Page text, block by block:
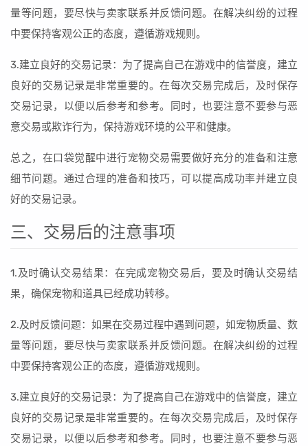
量等问题，要尽快与卖家联系并反馈问题。在解决纠纷的过程
中要保持客观公正的态度，遵循游戏规则。
3.建立良好的交易记录：为了提高自己在游戏中的信誉度，建立
良好的交易记录是非常重要的。在每次交易完成后，及时保存
交易记录，以便以后参考和参考。同时，也要注意不要参与恶
意交易或欺诈行为，保持游戏环境的公平和健康。
总之，在口袋觉醒中进行宠物交易需要做好充分的准备和注意
细节问题。通过合理的准备和技巧，可以提高成功率并建立良
好的交易记录。
三、交易后的注意事项
1.及时确认交易结果：在完成宠物交易后，要及时确认交易结
果，确保宠物和道具已经成功转移。
2.及时反馈问题：如果在交易过程中遇到问题，如宠物质量、数
量等问题，要尽快与卖家联系并反馈问题。在解决纠纷的过程
中要保持客观公正的态度，遵循游戏规则。
3.建立良好的交易记录：为了提高自己在游戏中的信誉度，建立
良好的交易记录是非常重要的。在每次交易完成后，及时保存
交易记录，以便以后参考和参考。同时，也要注意不要参与恶